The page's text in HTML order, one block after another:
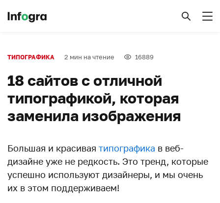
ТИПОГРАФИКА 2 мин на чтение 16889
18 сайтов с отличной
типографикой, которая
заменила изображения
Большая и красивая типографика в веб-
дизайне уже не редкость. Это тренд, которые
успешно используют дизайнеры, и мы очень
их в этом поддерживаем!